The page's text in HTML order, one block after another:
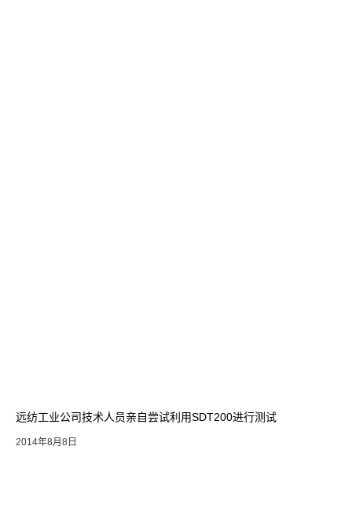
远纺工业公司技术人员亲自尝试利用SDT200进行测试
2014年8月8日